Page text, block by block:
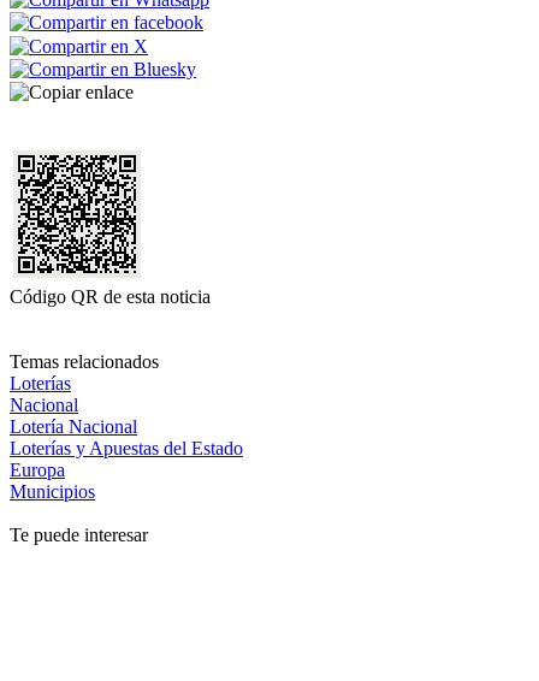
Código QR de esta noticia
Temas relacionados
Loterías
Nacional
Lotería Nacional
Loterías y Apuestas del Estado
Europa
Municipios
Te puede interesar